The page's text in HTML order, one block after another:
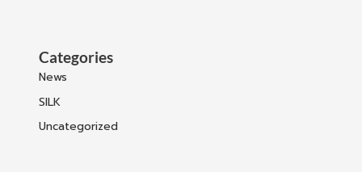
Categories
News
SILK
Uncategorized